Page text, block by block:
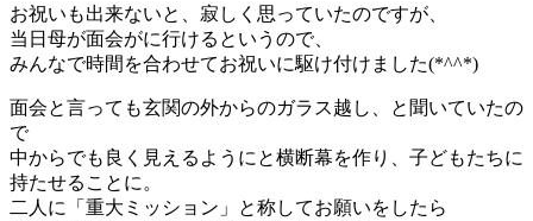
お祝いも出来ないと、寂しく思っていたのですが、
当日母が面会がに行けるというので、
みんなで時間を合わせてお祝いに駆け付けました(*^^*)
面会と言っても玄関の外からのガラス越し、と聞いていたの
で
中からでも良く見えるようにと横断幕を作り、子どもたちに
持たせることに。
二人に「重大ミッション」と称してお願いをしたら